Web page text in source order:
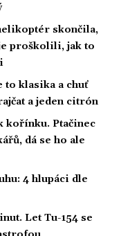
skončila,
proškolili, jak to
to klasika a chuť
a jeden citrón
kořínku. Ptačinec
dá se ho ale
4 hlupáci dle
Let Tu-154 se